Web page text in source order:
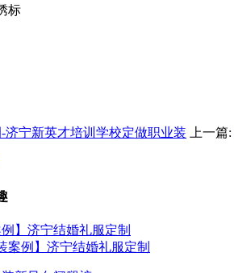
标
济宁新英才培训学校定做职业装 上一篇:
案例】济宁结婚礼服定制